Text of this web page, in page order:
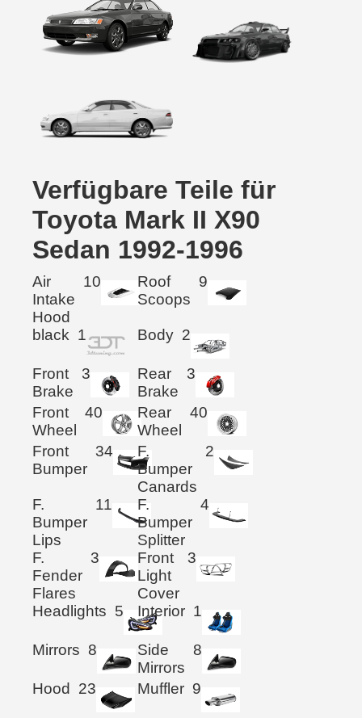
Verfügbare Teile für
Toyota Mark II X90
Sedan 1992-1996
Air
Intake
Hood
10
Roof
Scoops
9
black 1 Body 2
Front
Brake
3
Rear
Brake
3
Front
Wheel
40
Rear
Wheel
40
Front
Bumper
34
F.
Bumper
Canards
2
F.
Bumper
Lips
11
F.
Bumper
Splitter
4
F.
Fender
Flares
3
Front
Light
Cover
3
Headlights 5 Interior 1
Mirrors 8
Side
Mirrors
8
Hood 23 Muffler 9